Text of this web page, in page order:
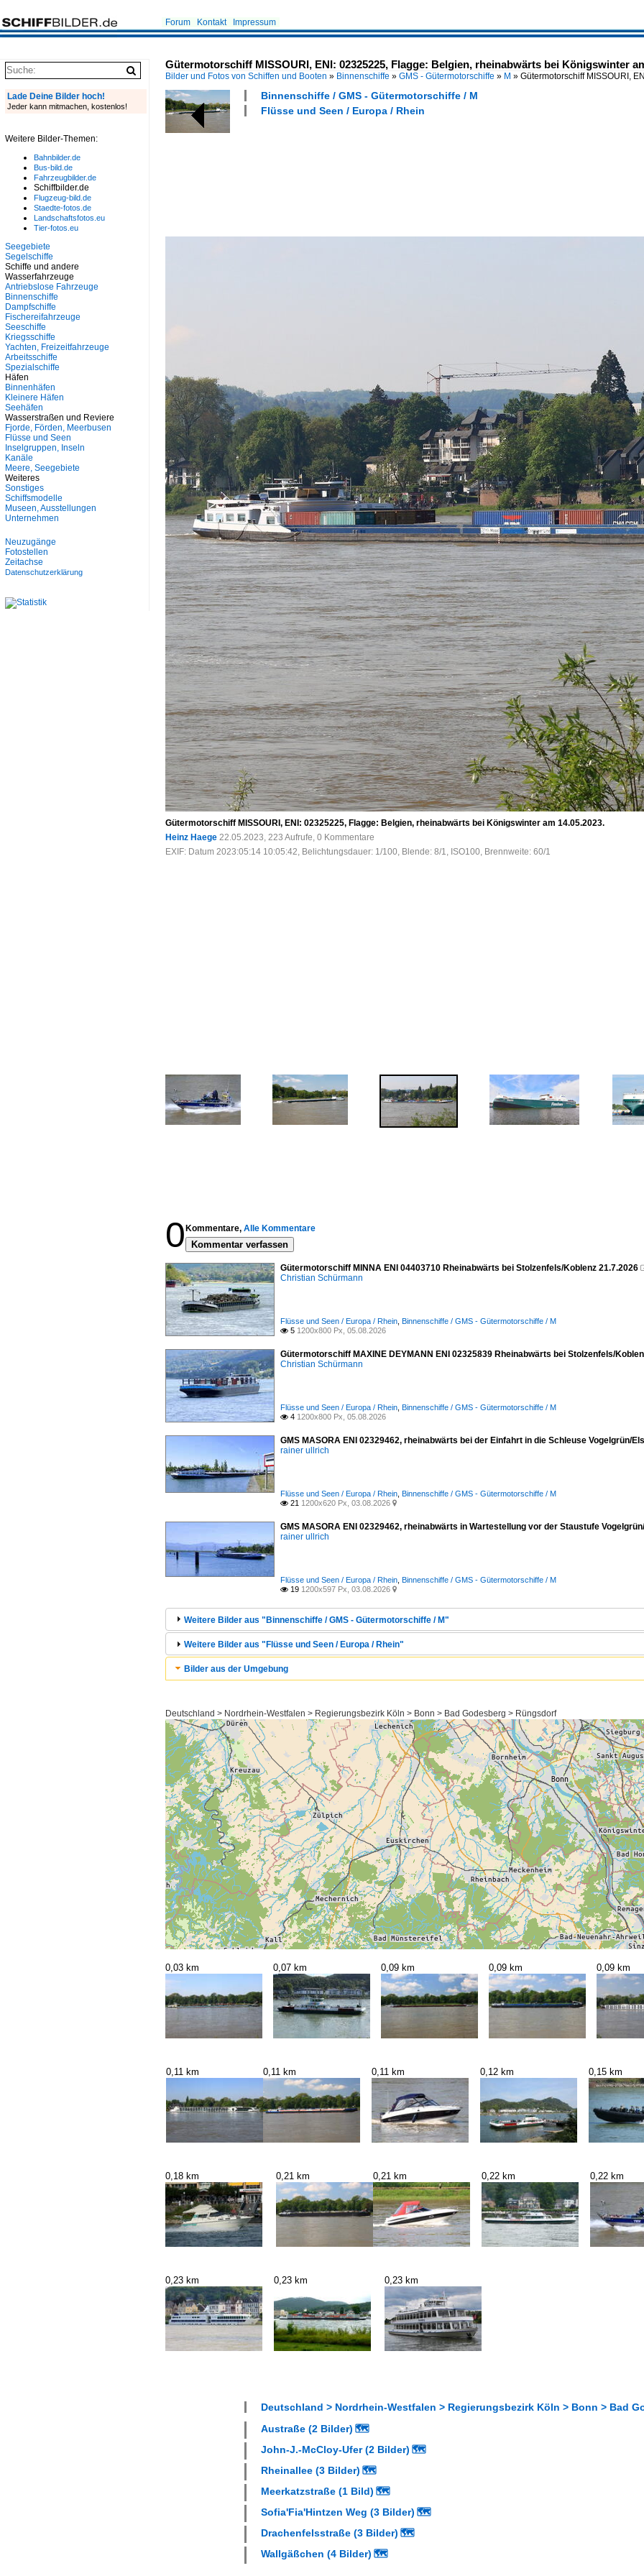
Forum Kontakt Impressum
Gütermotorschiff MISSOURI, ENI: 02325225, Flagge: Belgien, rheinabwärts bei Königswinter
Bilder und Fotos von Schiffen und Booten » Binnenschiffe » GMS - Gütermotorschiffe » M » Gütermotorschiff MISSOURI,
Binnenschiffe / GMS - Gütermotorschiffe / M
Flüsse und Seen / Europa / Rhein
Gütermotorschiff MISSOURI, ENI: 02325225, Flagge: Belgien, rheinabwärts bei Königswinter am 14.05.2023.
Heinz Haege 22.05.2023, 223 Aufrufe, 0 Kommentare
EXIF: Datum 2023:05:14 10:05:42, Belichtungsdauer: 1/100, Blende: 8/1, ISO100, Brennweite: 60/1
0 Kommentare, Alle Kommentare
Kommentar verfassen
Gütermotorschiff MINNA ENI 04403710 Rheinabwärts bei Stolzenfels/Koblenz 21.7.2026
Christian Schürmann
Flüsse und Seen / Europa / Rhein Binnenschiffe / GMS - Gütermotorschiffe / M
 5 1200x800 Px, 05.08.2026
Gütermotorschiff MAXINE DEYMANN ENI 02325839 Rheinabwärts bei Stolzenfels/
Christian Schürmann
Flüsse und Seen / Europa / Rhein Binnenschiffe / GMS - Gütermotorschiffe / M
 4 1200x800 Px, 05.08.2026
GMS MASORA ENI 02329462, rheinabwärts bei der Einfahrt in die Schleuse Vogelgrün/
rainer ullrich
Flüsse und Seen / Europa / Rhein Binnenschiffe / GMS - Gütermotorschiffe / M
 21 1200x620 Px, 03.08.2026 
GMS MASORA ENI 02329462, rheinabwärts in Wartestellung vor der Staustufe
rainer ullrich
Flüsse und Seen / Europa / Rhein Binnenschiffe / GMS - Gütermotorschiffe / M
 19 1200x597 Px, 03.08.2026 
Weitere Bilder aus "Binnenschiffe / GMS - Gütermotorschiffe / M"
Weitere Bilder aus "Flüsse und Seen / Europa / Rhein"
Bilder aus der Umgebung
Deutschland > Nordrhein-Westfalen > Regierungsbezirk Köln > Bonn > Bad Godesberg > Rüngsdorf
0,03 km 0,07 km 0,09 km 0,09 km 0,09 km
0,11 km 0,11 km 0,11 km 0,12 km 0,15 km
0,18 km 0,21 km 0,21 km 0,22 km 0,22 km
0,23 km 0,23 km 0,23 km
Deutschland > Nordrhein-Westfalen > Regierungsbezirk Köln > Bonn > Bad
Austraße (2 Bilder) 🗺
John-J.-McCloy-Ufer (2 Bilder) 🗺
Rheinallee (3 Bilder) 🗺
Meerkatzstraße (1 Bild) 🗺
Sofia'Fia'Hintzen Weg (3 Bilder) 🗺
Drachenfelsstraße (3 Bilder) 🗺
Wallgäßchen (4 Bilder) 🗺
Lade Deine Bilder hoch!
Jeder kann mitmachen, kostenlos!
Weitere Bilder-Themen:
Bahnbilder.de
Bus-bild.de
Fahrzeugbilder.de
Schiffbilder.de
Flugzeug-bild.de
Staedte-fotos.de
Landschaftsfotos.eu
Tier-fotos.eu
Seegebiete
Segelschiffe
Schiffe und andere
Wasserfahrzeuge
Antriebslose Fahrzeuge
Binnenschiffe
Dampfschiffe
Fischereifahrzeuge
Seeschiffe
Kriegsschiffe
Yachten, Freizeitfahrzeuge
Arbeitsschiffe
Spezialschiffe
Häfen
Binnenhäfen
Kleinere Häfen
Seehäfen
Wasserstraßen und Reviere
Fjorde, Förden, Meerbusen
Flüsse und Seen
Inselgruppen, Inseln
Kanäle
Meere, Seegebiete
Weiteres
Sonstiges
Schiffsmodelle
Museen, Ausstellungen
Unternehmen
Neuzugänge
Fotostellen
Zeitachse
Datenschutzerklärung